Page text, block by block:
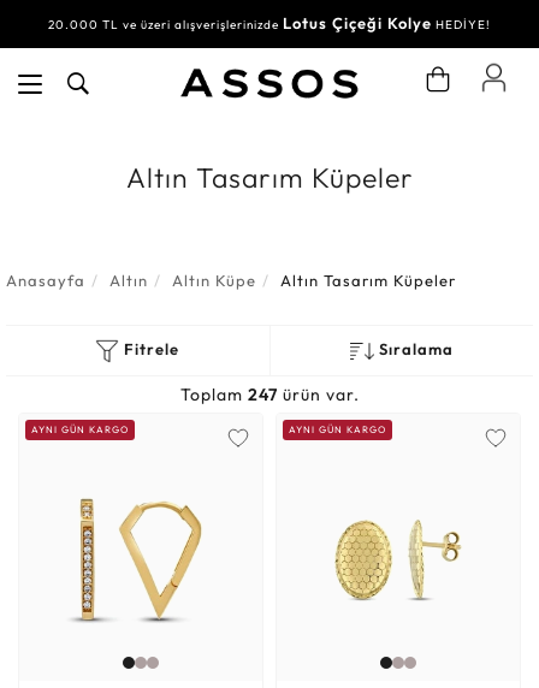
20.000 TL ve üzeri alışverişlerinizde Lotus Çiçeği Kolye HEDİYE!
30.000 TL ve üzeri alışverişlerinizdeSu Yolu BileklikHEDİYE!
Altın Tasarım Küpeler
Anasayfa Altın Altın Küpe Altın Tasarım Küpeler
Fitrele Sıralama
Toplam 247 ürün var.
AYNI GÜN KARGO AYNI GÜN KARGO